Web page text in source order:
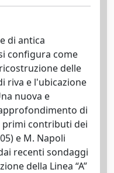
di antica
configura come
delle
riva e l'ubicazione
nuova e
di
contributi dei
e M. Napoli
recenti sondaggi
della Linea “A”